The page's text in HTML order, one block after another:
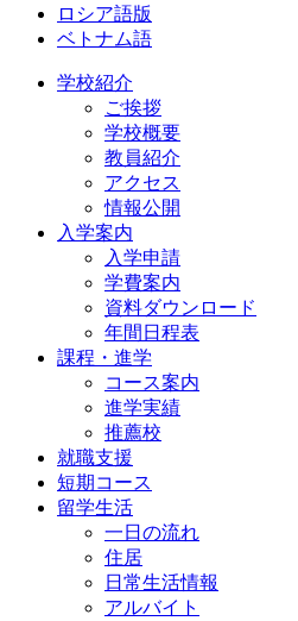
ロシア語版
ベトナム語
学校紹介
ご挨拶
学校概要
教員紹介
アクセス
情報公開
入学案内
入学申請
学費案内
資料ダウンロード
年間日程表
課程・進学
コース案内
進学実績
推薦校
就職支援
短期コース
留学生活
一日の流れ
住居
日常生活情報
アルバイト